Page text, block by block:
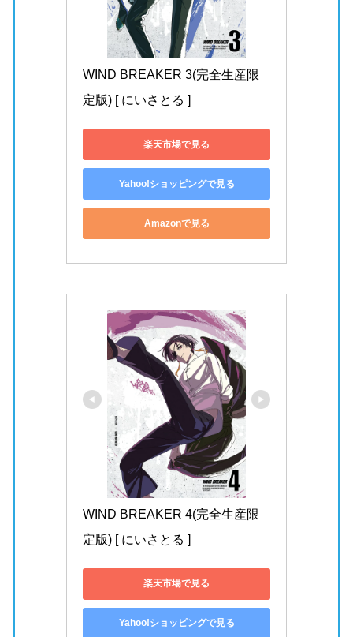
WIND BREAKER 3(完全生産限
定版) [ にいさとる ]
楽天市場で見る
Yahoo!ショッピングで見る
Amazonで見る
WIND BREAKER 4(完全生産限
定版) [ にいさとる ]
楽天市場で見る
Yahoo!ショッピングで見る